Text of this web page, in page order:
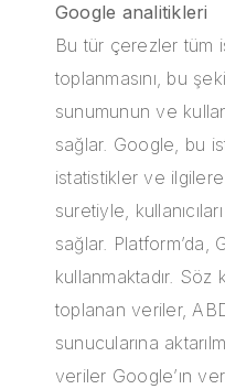
Google analitikleri
Bu tür çerezler tüm
toplanmasını, bu
sunumunun ve
sağlar. Google, bu
istatistikler ve
suretiyle,
sağlar. Platform’da,
kullanmaktadır.
toplanan veriler,
sunucularına
veriler Google’ın